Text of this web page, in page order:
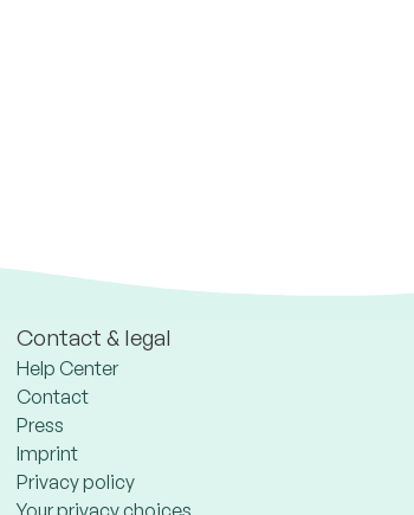
Contact & legal
Help Center
Contact
Press
Imprint
Privacy policy
Your privacy choices